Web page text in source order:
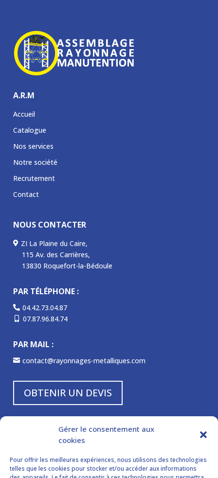
Gérer le consentement aux
cookies
Pour offrir les meilleures expériences, nous utilisons des technologies
telles que les cookies pour stocker et/ou accéder aux informations
A.R.M
Accueil
Catalogue
Nos services
Notre société
Recrutement
Contact
NOUS CONTACTER
 ZI La Plaine du Caire,
115 Av. des Carrières,
13830 Roquefort-la-Bédoule
PAR TÉLÉPHONE :
 04.42.73.04.87
 07.87.96.84.74
PAR MAIL :
 contact@rayonnages-metalliques.com
OBTENIR UN DEVIS
NOS HORAIRES :
Lundi à vendredi
de 8 h à 12 h et de 14 h à 18 h
Samedi et dimanche